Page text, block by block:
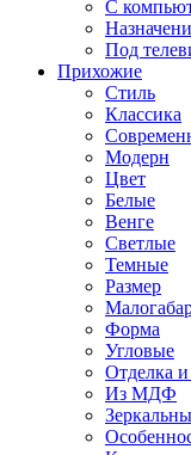
С
Под
Прихожие
Стиль
Классика
Модерн
Цвет
Белые
Венге
Светлые
Темные
Размер
Форма
Угловые
Отделка
Из МДФ